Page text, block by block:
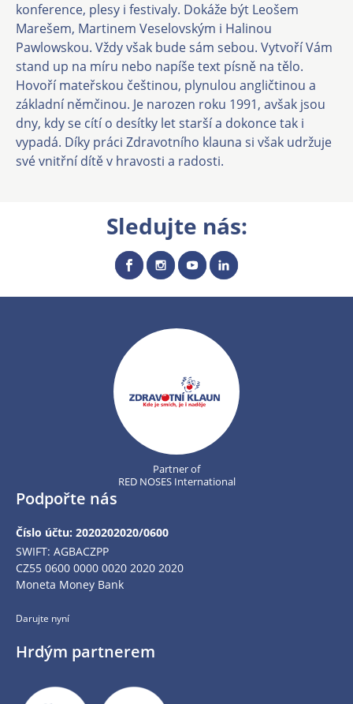
konference, plesy i festivaly. Dokáže být Leošem
Marešem, Martinem Veselovským i Halinou
Pawlowskou. Vždy však bude sám sebou. Vytvoří Vám
stand up na míru nebo napíše text písně na tělo.
Hovoří mateřskou češtinou, plynulou angličtinou a
základní němčinou. Je narozen roku 1991, avšak jsou
dny, kdy se cítí o desítky let starší a dokonce tak i
vypadá. Díky práci Zdravotního klauna si však udržuje
své vnitřní dítě v hravosti a radosti.
Sledujte nás:
Partner of
RED NOSES International
Podpořte nás
Číslo účtu: 2020202020/0600
SWIFT: AGBACZPP
CZ55 0600 0000 0020 2020 2020
Moneta Money Bank
Darujte nyní
Hrdým partnerem